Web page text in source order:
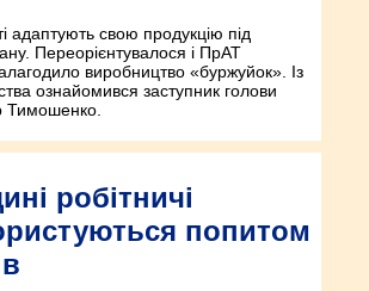
адаптують свою продукцію під
Переорієнтувалося і ПрАТ
виробництво «буржуйок». Із
ознайомився заступник голови
Тимошенко.
робітничі
попитом